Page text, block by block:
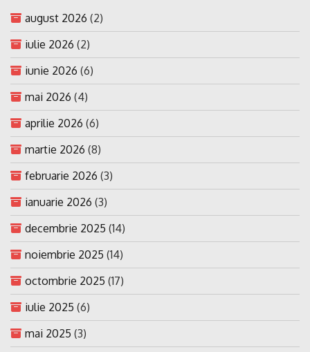
august 2026 (2)
iulie 2026 (2)
iunie 2026 (6)
mai 2026 (4)
aprilie 2026 (6)
martie 2026 (8)
februarie 2026 (3)
ianuarie 2026 (3)
decembrie 2025 (14)
noiembrie 2025 (14)
octombrie 2025 (17)
iulie 2025 (6)
mai 2025 (3)